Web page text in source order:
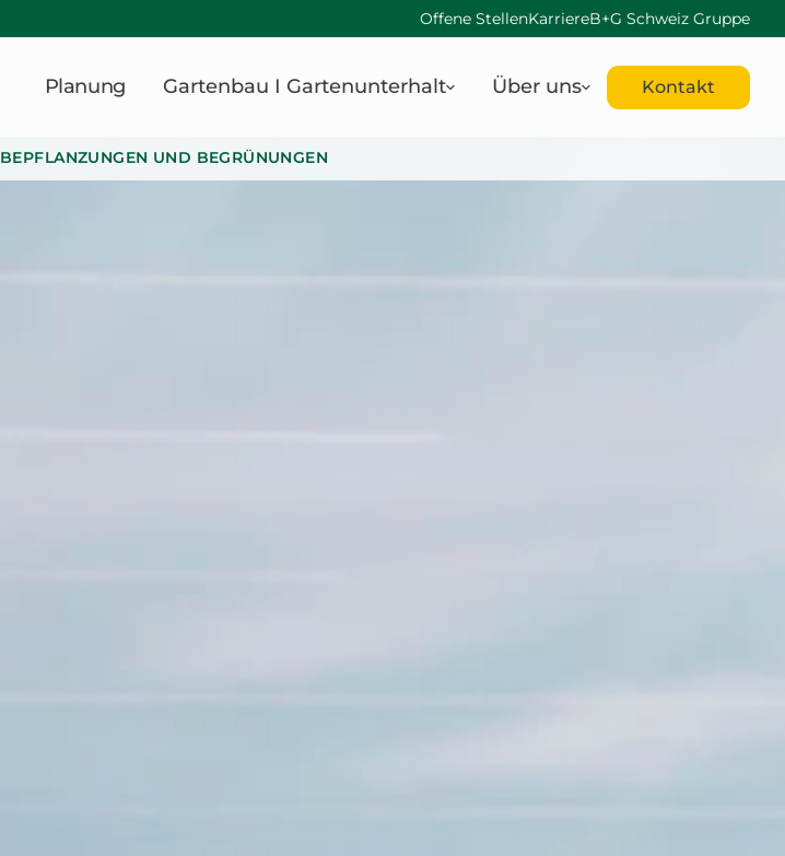
Offene StellenKarriereB+G Schweiz Gruppe
Planung Gartenbau I Gartenunterhalt Über uns Kontakt
BEPFLANZUNGEN UND BEGRÜNUNGEN